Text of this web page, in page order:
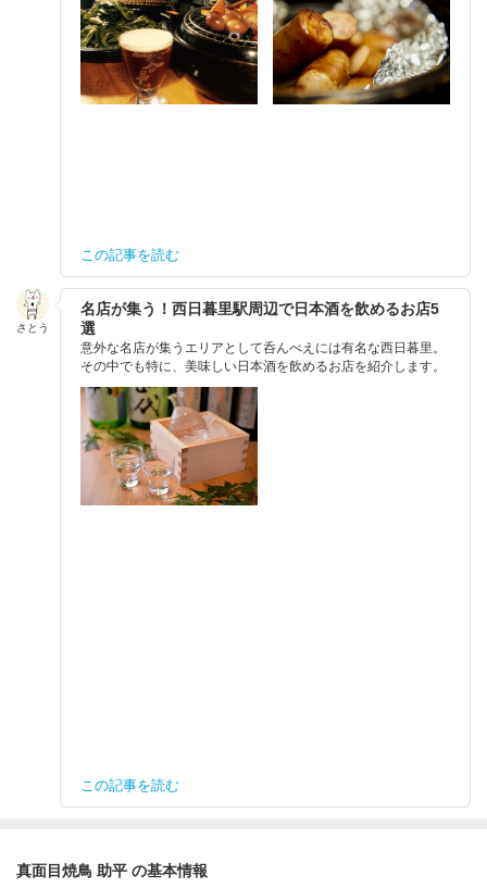
この記事を読む
さとう
名店が集う！西日暮里駅周辺で日本酒を飲めるお店5
選
意外な名店が集うエリアとして呑んべえには有名な西日暮里。
その中でも特に、美味しい日本酒を飲めるお店を紹介します。
この記事を読む
真面目焼鳥 助平 の基本情報